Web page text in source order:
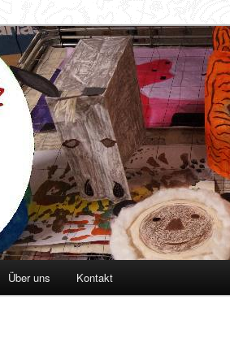
Über uns Kontakt